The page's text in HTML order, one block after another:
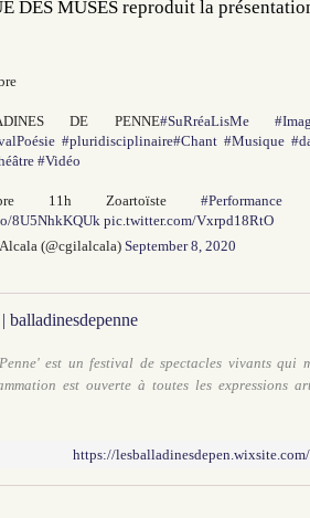
DES MUSES reproduit la
DE PENNE#SuRréaLisMe
#pluridisciplinaire#Chant #Musique
#Vidéo
11h Zoartoïste #Performance
8U5NhkKQUk pic.twitter.com/Vxrpd18RtO
(@cgilalcala) September 8, 2020
balladinesdepenne
est un festival de spectacles vivants qui
est ouverte à toutes les expressions
https://